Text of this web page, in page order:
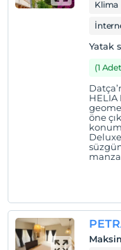
Klima
Yatak
(1
HELIA
öne